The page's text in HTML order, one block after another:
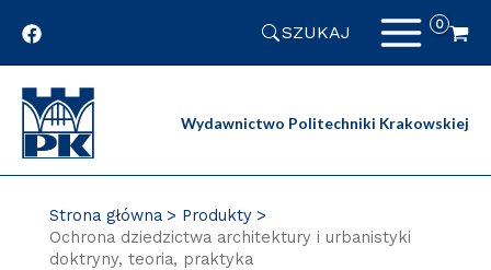
SZUKAJ
Wydawnictwo Politechniki Krakowskiej
Strona główna
Produkty
Ochrona dziedzictwa architektury i urbanistyki
doktryny, teoria, praktyka